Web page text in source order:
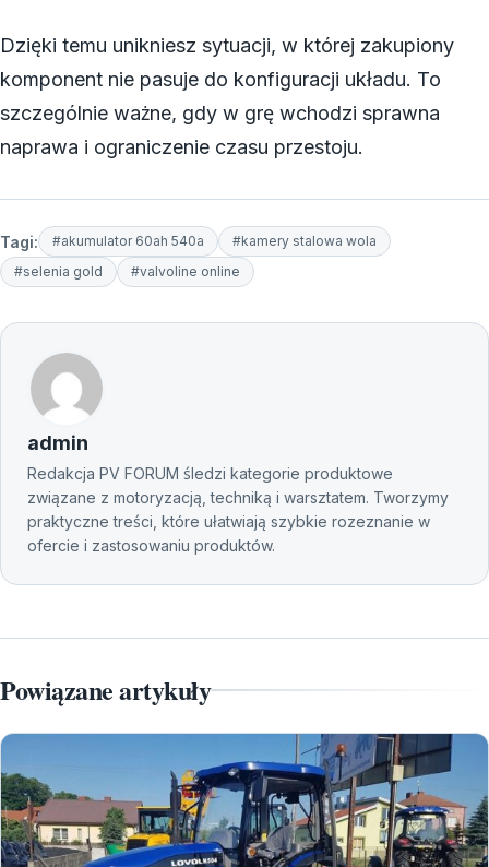
Dzięki temu unikniesz sytuacji, w której zakupiony
komponent nie pasuje do konfiguracji układu. To
szczególnie ważne, gdy w grę wchodzi sprawna
naprawa i ograniczenie czasu przestoju.
Tagi: #akumulator 60ah 540a
#kamery stalowa wola
#selenia gold
#valvoline online
admin
Redakcja PV FORUM śledzi kategorie produktowe
związane z motoryzacją, techniką i warsztatem. Tworzymy
praktyczne treści, które ułatwiają szybkie rozeznanie w
ofercie i zastosowaniu produktów.
Powiązane artykuły